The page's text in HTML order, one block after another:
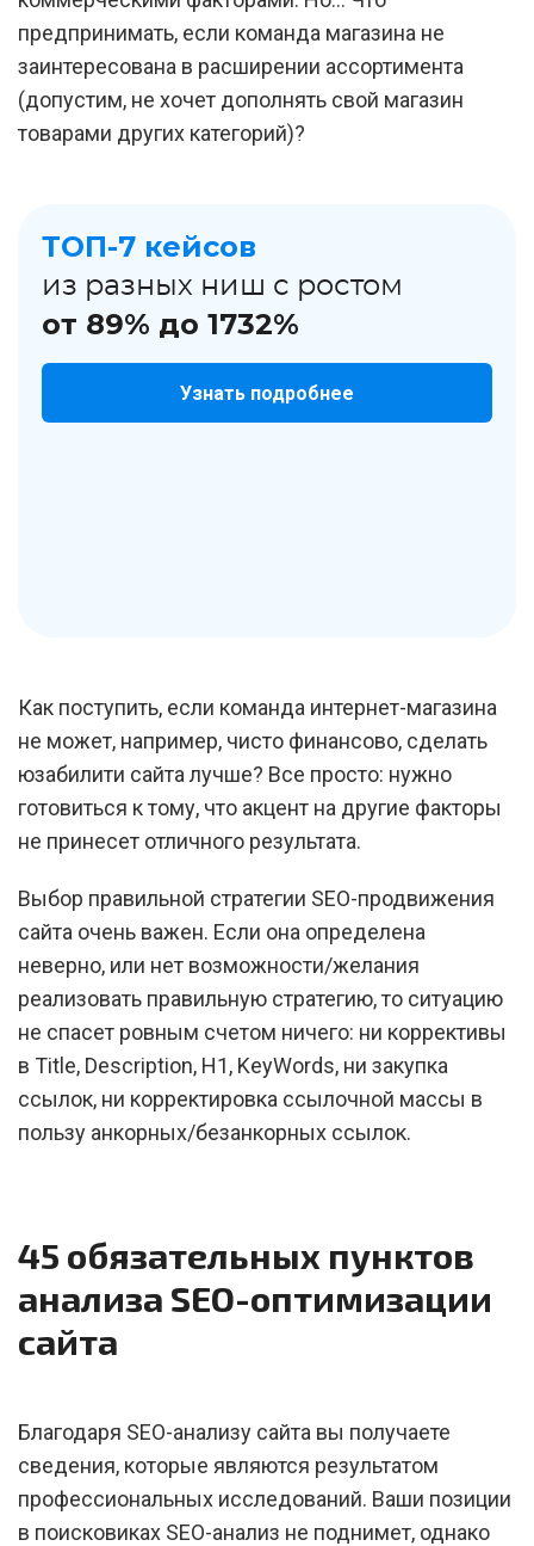
предпринимать, если команда магазина не
заинтересована в расширении ассортимента
(допустим, не хочет дополнять свой магазин
товарами других категорий)?
ТОП-7 кейсов
из разных ниш с ростом
от 89% до 1732%
Узнать подробнее
Как поступить, если команда интернет-магазина
не может, например, чисто финансово, сделать
юзабилити сайта лучше? Все просто: нужно
готовиться к тому, что акцент на другие факторы
не принесет отличного результата.
Выбор правильной стратегии SEO-продвижения
сайта очень важен. Если она определена
неверно, или нет возможности/желания
реализовать правильную стратегию, то ситуацию
не спасет ровным счетом ничего: ни коррективы
в Title, Description, H1, KeyWords, ни закупка
ссылок, ни корректировка ссылочной массы в
пользу анкорных/безанкорных ссылок.
45 обязательных пунктов
анализа SEO-оптимизации
сайта
Благодаря SEO-анализу сайта вы получаете
сведения, которые являются результатом
профессиональных исследований. Ваши позиции
в поисковиках SEO-анализ не поднимет, однако